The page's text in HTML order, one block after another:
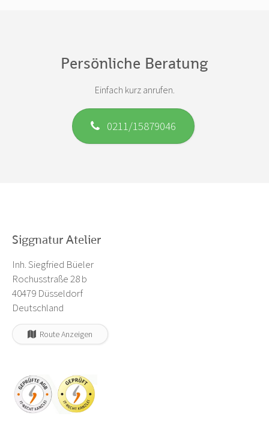
Persönliche Beratung
Einfach kurz anrufen.
0211/15879046
Siggnatur Atelier
Inh. Siegfried Büeler
Rochusstraße 28 b
40479 Düsseldorf
Deutschland
Route Anzeigen